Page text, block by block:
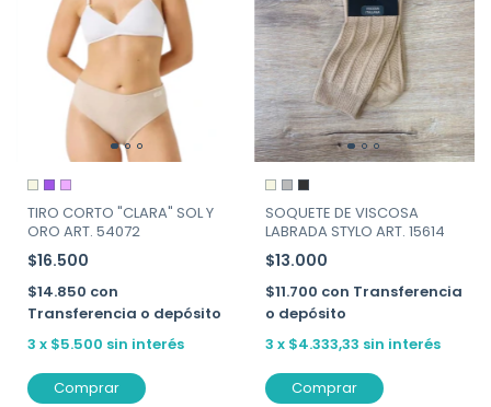
TIRO CORTO "CLARA" SOL Y
ORO ART. 54072
$16.500
$14.850 con
Transferencia o depósito
3 x $5.500 sin interés
Comprar
SOQUETE DE VISCOSA
LABRADA STYLO ART. 15614
$13.000
$11.700 con Transferencia
o depósito
3 x $4.333,33 sin interés
Comprar